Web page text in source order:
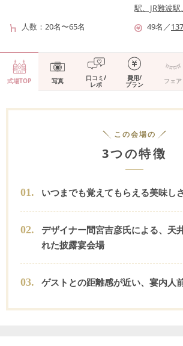
駅、JR難波
人数
20名〜65名 49名 ／137
式場TOP 写真 口コミ/
レポ
費用/
プラン フェア
この会場の
3つの特徴
01. いつまでも覚えてもらえる美味し
02.
デザイナー間宮吉彦氏による、天
れた披露宴会場
03. ゲストとの距離感が近い、宴内人